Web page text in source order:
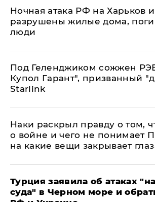
​Ночная атака РФ на Харьков
разрушены жилые дома,
люди
Под Геленджиком сожжен
Купол Гарант", призванный
Starlink
Наки раскрыл правду о том,
о войне и чего не понимает
на какие вещи закрывает
Турция заявила об атаках
суда" в Черном море и